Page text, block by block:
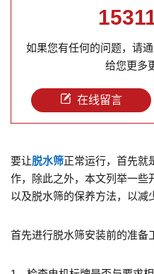
如果您有任何的问题，请
给您更多
在线留言
要让脱水筛正常运行，首先就
作，除此之外，本文列举一些
以及脱水筛的保养方法，以减
首先进行脱水筛安装前的准备